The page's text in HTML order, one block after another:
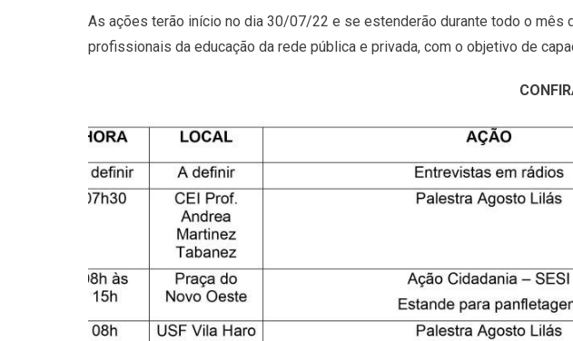
As ações terão início no dia 30/07/22 e se estenderão durante todo o
profissionais da educação da rede pública e privada, com o objetivo de